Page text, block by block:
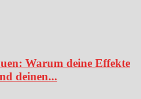
Warum deine Effekte
deinen...